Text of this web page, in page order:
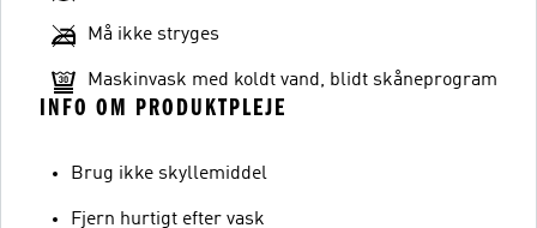
Må ikke stryges
Maskinvask med koldt vand, blidt skåneprogram
INFO OM PRODUKTPLEJE
Brug ikke skyllemiddel
Fjern hurtigt efter vask